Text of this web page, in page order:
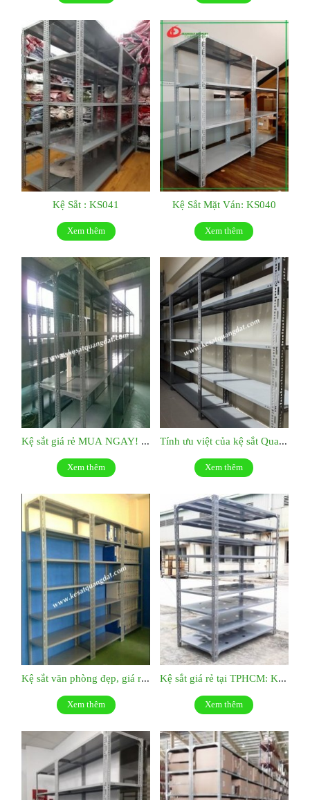
Kệ Sắt : KS041
Xem thêm
Kệ Sắt Mặt Ván: KS040
Xem thêm
Kệ sắt giá rẻ MUA NGAY! KS039
Xem thêm
Tính ưu việt của kệ sắt Quang Đạt:KS038
Xem thêm
Kệ sắt văn phòng đẹp, giá rẻ: KS037
Xem thêm
Kệ sắt giá rẻ tại TPHCM: KS036
Xem thêm